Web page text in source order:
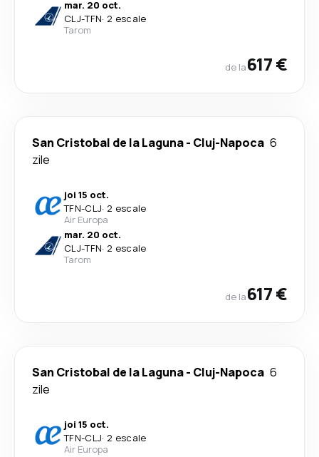
mar. 20 oct.
CLJ-TFN· 2 escale
Tarom
de la617 €
San Cristobal de la Laguna- Cluj-Napoca 6
zile
joi 15 oct.
TFN-CLJ· 2 escale
Air Europa
mar. 20 oct.
CLJ-TFN· 2 escale
Tarom
de la617 €
San Cristobal de la Laguna- Cluj-Napoca 6
zile
joi 15 oct.
TFN-CLJ· 2 escale
Air Europa